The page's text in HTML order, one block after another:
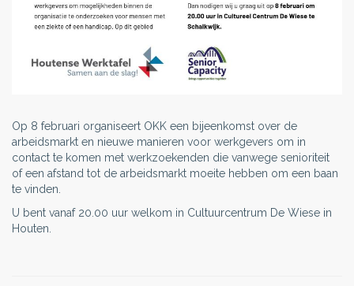
Op 8 februari organiseert OKK een bijeenkomst over de
arbeidsmarkt en nieuwe manieren voor werkgevers om in
contact te komen met werkzoekenden die vanwege senioriteit
of een afstand tot de arbeidsmarkt moeite hebben om een baan
te vinden.
U bent vanaf 20.00 uur welkom in Cultuurcentrum De Wiese in
Houten.